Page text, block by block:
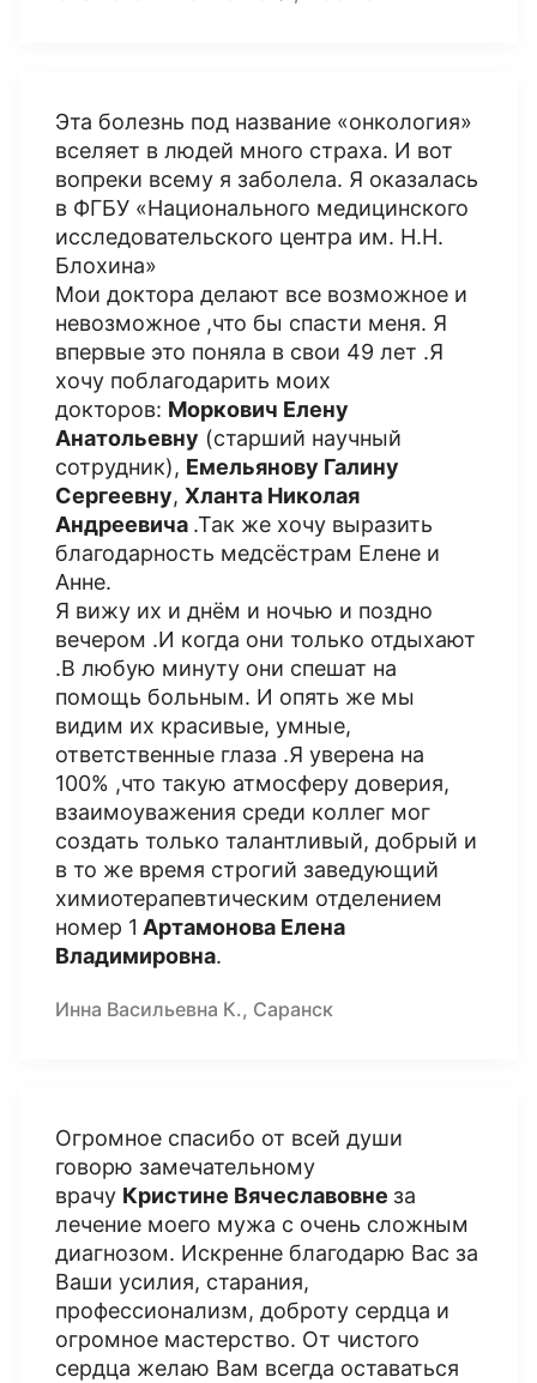
Эта болезнь под название «онкология»
вселяет в людей много страха. И вот
вопреки всему я заболела. Я оказалась
в ФГБУ «Национального медицинского
исследовательского центра им. Н.Н.
Блохина»
Мои доктора делают все возможное и
невозможное ,что бы спасти меня. Я
впервые это поняла в свои 49 лет .Я
хочу поблагодарить моих
докторов: Моркович Елену
Анатольевну (старший научный
сотрудник), Емельянову Галину
Сергеевну, Хланта Николая
Андреевича .Так же хочу выразить
благодарность медсёстрам Елене и
Анне.
Я вижу их и днём и ночью и поздно
вечером .И когда они только отдыхают
.В любую минуту они спешат на
помощь больным. И опять же мы
видим их красивые, умные,
ответственные глаза .Я уверена на
100% ,что такую атмосферу доверия,
взаимоуважения среди коллег мог
создать только талантливый, добрый и
в то же время строгий заведующий
химиотерапевтическим отделением
номер 1 Артамонова Елена
Владимировна.
Инна Васильевна К., Саранск
Огромное спасибо от всей души
говорю замечательному
врачу Кристине Вячеславовне за
лечение моего мужа с очень сложным
диагнозом. Искренне благодарю Вас за
Ваши усилия, старания,
профессионализм, доброту сердца и
огромное мастерство. От чистого
сердца желаю Вам всегда оставаться